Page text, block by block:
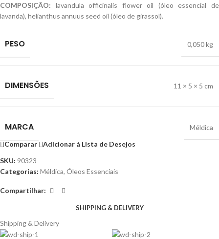
COMPOSIÇÃO: lavandula officinalis flower oil (óleo essencial de
lavanda), helianthus annuus seed oil (óleo de girassol).
PESO 0,050 kg
DIMENSÕES 11 × 5 × 5 cm
MARCA Méldica
Comparar
Adicionar à Lista de Desejos
SKU: 90323
Categorias: Méldica, Óleos Essenciais
Compartilhar:
SHIPPING & DELIVERY
Shipping & Delivery